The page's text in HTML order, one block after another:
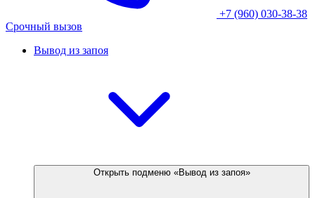
+7 (960) 030-38-38
Срочный вызов
Вывод из запоя
Открыть подменю «Вывод из запоя»